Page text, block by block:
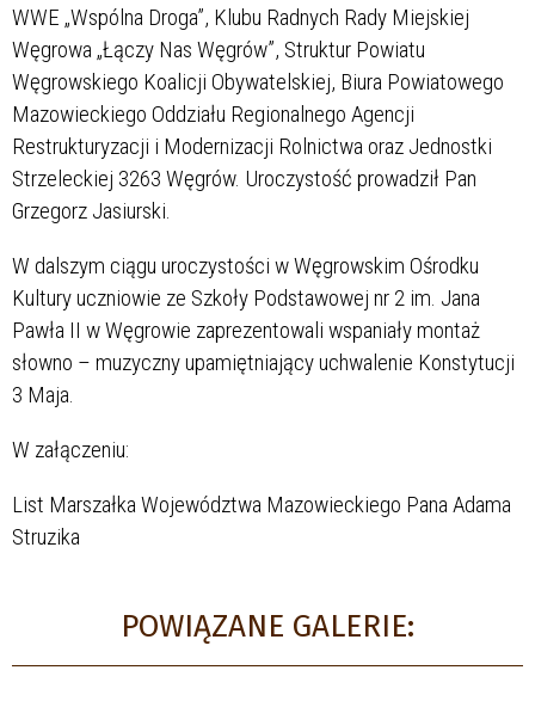
WWE „Wspólna Droga”, Klubu Radnych Rady Miejskiej
Węgrowa „Łączy Nas Węgrów”, Struktur Powiatu
Węgrowskiego Koalicji Obywatelskiej, Biura Powiatowego
Mazowieckiego Oddziału Regionalnego Agencji
Restrukturyzacji i Modernizacji Rolnictwa oraz Jednostki
Strzeleckiej 3263 Węgrów. Uroczystość prowadził Pan
Grzegorz Jasiurski.
W dalszym ciągu uroczystości w Węgrowskim Ośrodku
Kultury uczniowie ze Szkoły Podstawowej nr 2 im. Jana
Pawła II w Węgrowie zaprezentowali wspaniały montaż
słowno – muzyczny upamiętniający uchwalenie Konstytucji
3 Maja.
W załączeniu:
List Marszałka Województwa Mazowieckiego Pana Adama
Struzika
POWIĄZANE GALERIE: